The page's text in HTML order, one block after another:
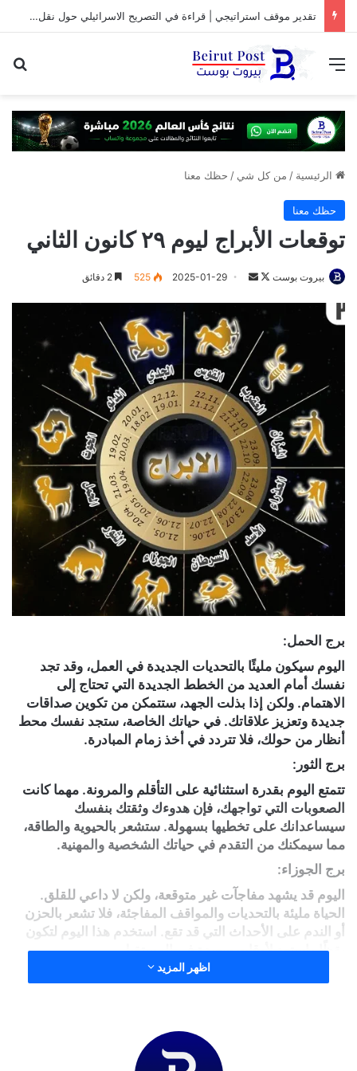
تقدير موقف استراتيجي | قراءة في التصريح الاسرائيلي حول نقل المفاوضات مع لبنان من واشنطن الى روما
القائمة
الرئيسية / من كل شي / حظك معنا
حظك معنا
توقعات الأبراج ليوم ٢٩ كانون الثاني
بيروت بوست
تابعأرسل
إلكترونيا
2025-01-29
525
برج الحمل:
اليوم سيكون مليئًا بالتحديات الجديدة في العمل، وقد تجد
نفسك أمام العديد من الخطط الجديدة التي تحتاج إلى
الاهتمام. ولكن إذا بذلت الجهد، ستتمكن من تكوين صداقات
جديدة وتعزيز علاقاتك. في حياتك الخاصة، ستجد نفسك محط
أنظار من حولك، فلا تتردد في أخذ زمام المبادرة.
برج الثور:
تتمتع اليوم بقدرة استثنائية على التأقلم والمرونة. مهما كانت
الصعوبات التي تواجهك، فإن هدوءك وثقتك بنفسك
سيساعدانك على تخطيها بسهولة. ستشعر بالحيوية والطاقة،
مما سيمكنك من التقدم في حياتك الشخصية والمهنية.
برج الجوزاء:
اليوم قد يشهد مفاجآت غير متوقعة، ولكن لا داعي للقلق.
الحياة مليئة بالتحديات والمواقف المفاجئة، فلا تشعر بالحزن
أو الندم على الأحداث التي قد تقع. استخدم هذا اليوم لتكون
يقظًا واستعد لأوقات سعيدة في المستقبل.
مواصلة مسيرتك. اعتبر هذا تحديًا جديدًا لاختبار إرادتك وقدرتك
اظهر المزيد